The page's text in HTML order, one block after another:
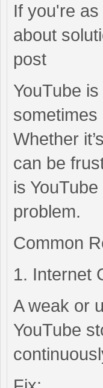
If you're
about
post
YouTube
Whether
can be
is
problem.
Common
1. Internet
A weak or
YouTube